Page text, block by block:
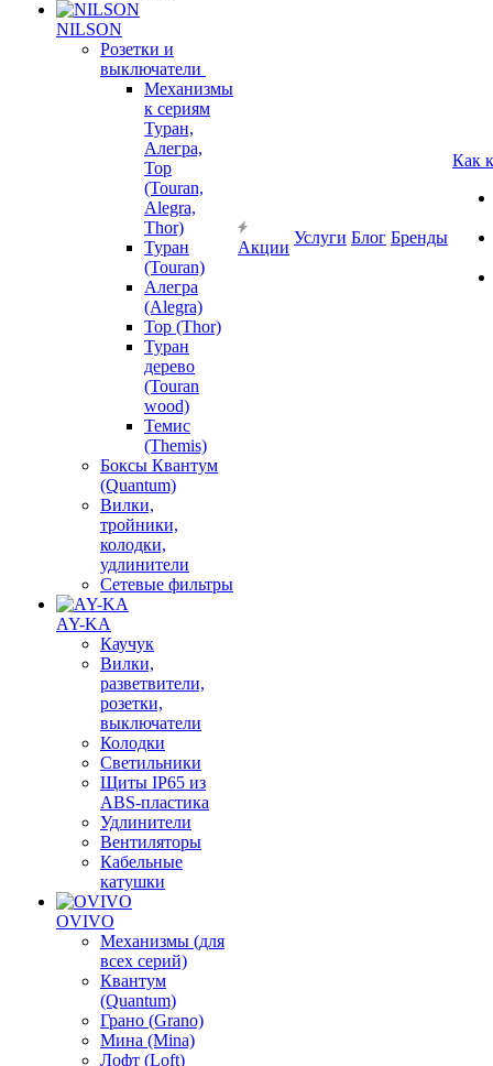
NILSON
Розетки и
выключатели
Механизмы
к сериям
Туран,
Алегра,
Тор
(Touran,
Alegra,
Thor)
Туран
(Touran)
Алегра
(Alegra)
Тор (Thor)
Туран
дерево
(Touran
wood)
Темис
(Themis)
Боксы Квантум
(Quantum)
Вилки,
тройники,
колодки,
удлинители
Сетевые фильтры
AY-KA
Каучук
Вилки,
разветвители,
розетки,
выключатели
Колодки
Светильники
Щиты IP65 из
ABS-пластика
Удлинители
Вентиляторы
Кабельные
катушки
OVIVO
Механизмы (для
всех серий)
Квантум
(Quantum)
Грано (Grano)
Мина (Mina)
Лофт (Loft)
Акции
Услуги Блог Бренды
Как